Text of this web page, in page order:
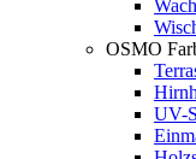
OSMO
UV-